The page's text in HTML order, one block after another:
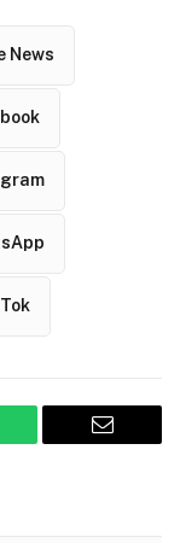
News
Email